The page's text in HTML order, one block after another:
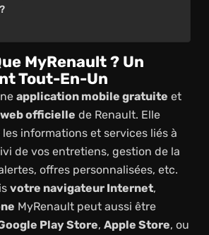
MyRenault ? Un
Tout-En-Un
application mobile gratuite et
officielle de Renault. Elle
informations et services liés à
de vos entretiens, gestion de la
offres personnalisées, etc.
votre navigateur Internet,
MyRenault peut aussi être
Play Store, Apple Store, ou